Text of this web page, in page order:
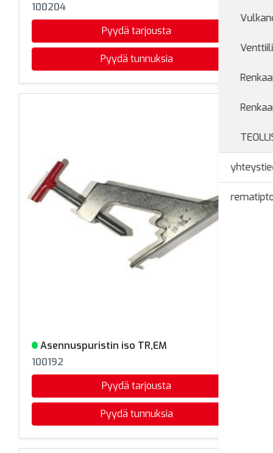
100204
Pyydä tarjousta
Pyydä tunnuksia
Varastossa
Asennuspuristin iso TR,EM
100192
Pyydä tarjousta
Pyydä tunnuksia